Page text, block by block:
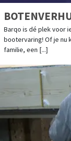
Barqo is dé plek voor
bootervaring! Of je nu
familie, een [...]